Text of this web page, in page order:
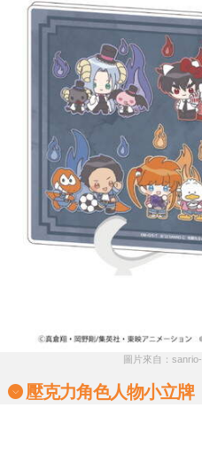
圖片來自：
壓克力角色人物小立牌